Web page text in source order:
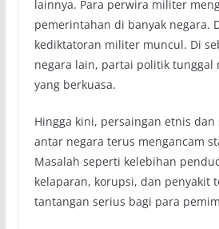
lainnya. Para perwira militer
pemerintahan di banyak negara.
kediktatoran militer muncul. Di
negara lain, partai politik tunggal
yang berkuasa.
Hingga kini, persaingan etnis
antar negara terus mengancam
Masalah seperti kelebihan
kelaparan, korupsi, dan penyakit
tantangan serius bagi para